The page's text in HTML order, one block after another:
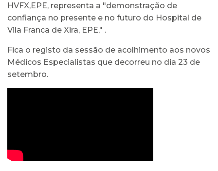
HVFX,EPE, representa a "demonstração de
confiança no presente e no futuro do Hospital de
Vila Franca de Xira, EPE," .
Fica o registo da sessão de acolhimento aos novos
Médicos Especialistas que decorreu no dia 23 de
setembro.